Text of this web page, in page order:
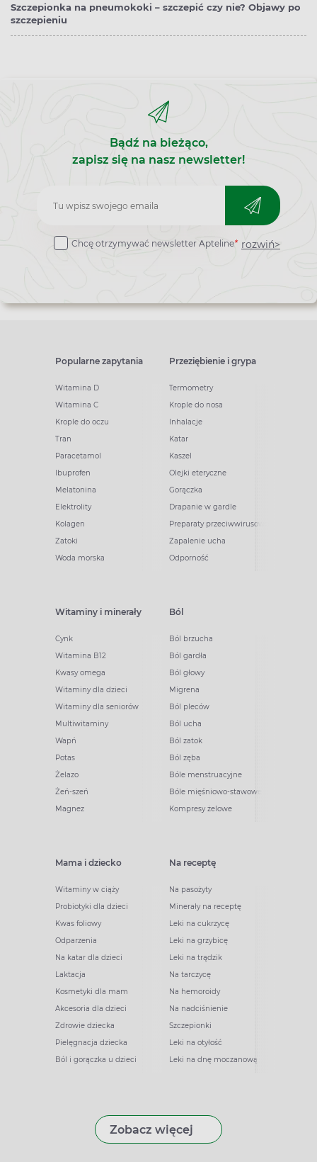
Szczepionka na pneumokoki – szczepić czy nie? Objawy po
szczepieniu
Bądź na bieżąco,
zapisz się na nasz newsletter!
Zapisz
do
Chcę otrzymywać newsletter Apteline* rozwiń>
Popularne zapytania
Witamina D
Witamina C
Krople do oczu
Tran
Paracetamol
Ibuprofen
Melatonina
Elektrolity
Kolagen
Zatoki
Woda morska
Przeziębienie i grypa
Termometry
Krople do nosa
Inhalacje
Katar
Kaszel
Olejki eteryczne
Gorączka
Drapanie w gardle
Preparaty przeciwwirusowe
Zapalenie ucha
Odporność
Witaminy i minerały
Cynk
Witamina B12
Kwasy omega
Witaminy dla dzieci
Witaminy dla seniorów
Multiwitaminy
Wapń
Potas
Żelazo
Żeń-szeń
Magnez
Ból
Ból brzucha
Ból gardła
Ból głowy
Migrena
Ból pleców
Ból ucha
Ból zatok
Ból zęba
Bóle menstruacyjne
Bóle mięśniowo-stawowe
Kompresy żelowe
Mama i dziecko
Witaminy w ciąży
Probiotyki dla dzieci
Kwas foliowy
Odparzenia
Na katar dla dzieci
Laktacja
Kosmetyki dla mam
Akcesoria dla dzieci
Zdrowie dziecka
Pielęgnacja dziecka
Ból i gorączka u dzieci
Na receptę
Na pasożyty
Minerały na receptę
Leki na cukrzycę
Leki na grzybicę
Leki na trądzik
Na tarczycę
Na hemoroidy
Na nadciśnienie
Szczepionki
Leki na otyłość
Leki na dnę moczanową
Zobacz więcej